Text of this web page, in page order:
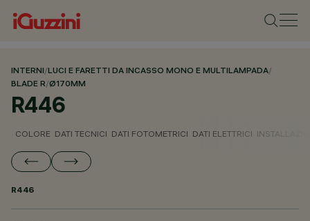
INTERNI/LUCI E FARETTI DA INCASSO MONO E MULTILAMPADA/
BLADE R/Ø170MM
R446
COLORE DATI TECNICI DATI FOTOMETRICI DATI ELETTRICI
R446